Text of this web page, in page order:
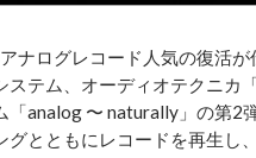
ナログレコード人気の復活
テム、オーディオテクニカ
「analog 〜 naturally」の第
とともにレコードを再生し